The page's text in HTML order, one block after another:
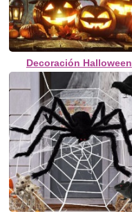
Decoración Halloween